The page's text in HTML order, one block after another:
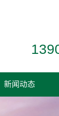
新闻动态